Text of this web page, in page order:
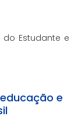
do Estudante e
e